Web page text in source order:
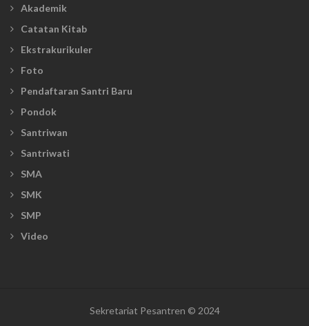
Akademik
Catatan Kitab
Ekstrakurikuler
Foto
Pendaftaran Santri Baru
Pondok
Santriwan
Santriwati
SMA
SMK
SMP
Video
Sekretariat Pesantren © 2024